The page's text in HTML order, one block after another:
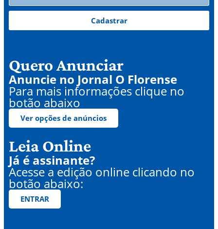
Cadastrar
Quero Anunciar
Anuncie no Jornal O Florense
Para mais informações clique no
botão abaixo
Ver opções de anúncios
Leia Online
Já é assinante?
Acesse a edição online clicando no
botão abaixo:
ENTRAR